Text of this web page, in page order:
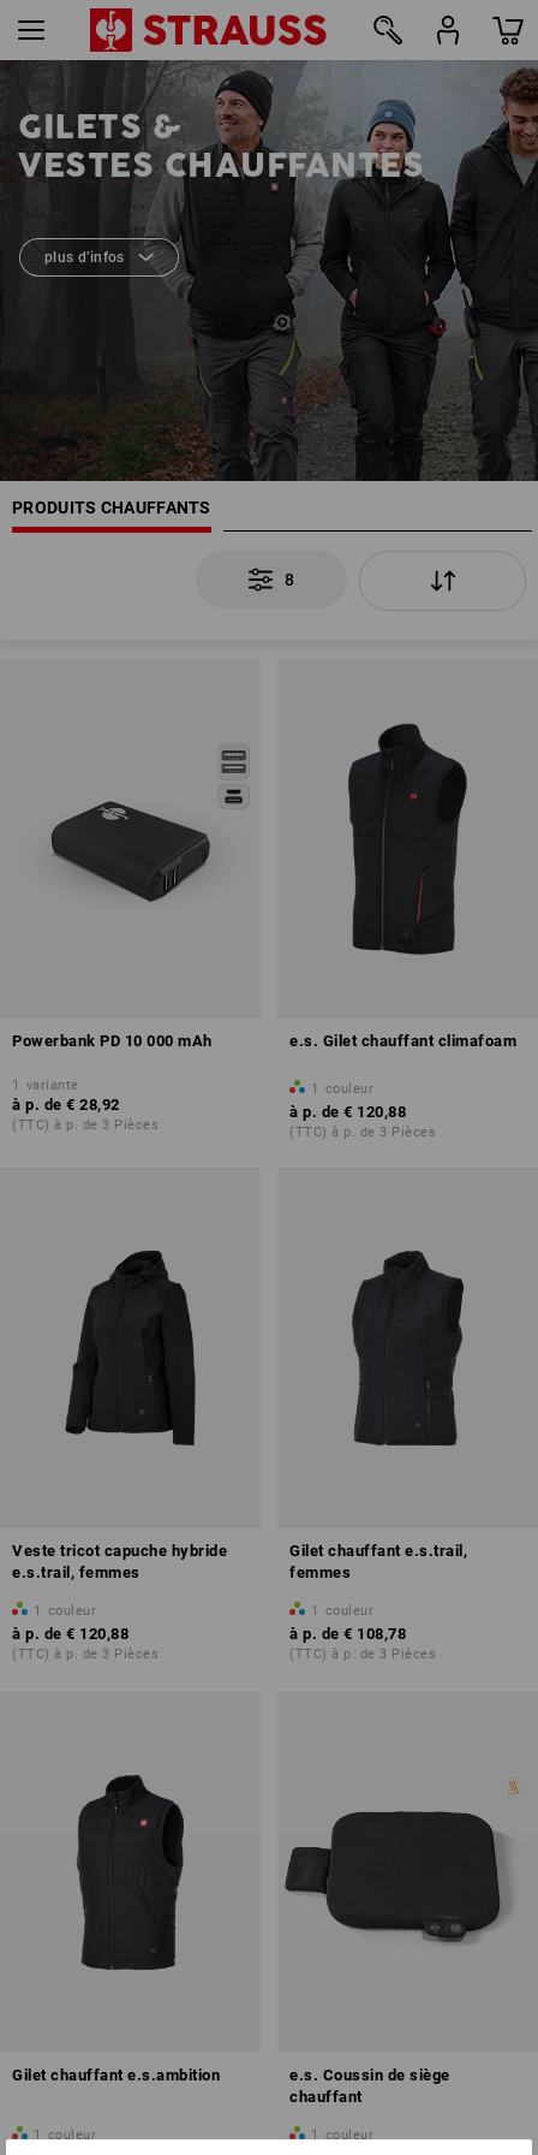
GILETS &
VESTES CHAUFFANTES
plus d’infos
PRODUITS CHAUFFANTS
8
Powerbank PD 10 000 mAh
1 variante
à p. de € 28,92
(TTC) à p. de 3 Pièces
e.s. Gilet chauffant climafoam
1 couleur
à p. de € 120,88
(TTC) à p. de 3 Pièces
Veste tricot capuche hybride
e.s.trail, femmes
1 couleur
à p. de € 120,88
(TTC) à p. de 3 Pièces
Gilet chauffant e.s.trail,
femmes
1 couleur
à p. de € 108,78
(TTC) à p. de 3 Pièces
Gilet chauffant e.s.ambition
1 couleur
e.s. Coussin de siège
chauffant
1 couleur